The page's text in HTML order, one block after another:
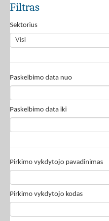
Filtras
Sektorius
Paskelbimo data nuo
Paskelbimo data iki
Pirkimo vykdytojo pavadinimas
Pirkimo vykdytojo kodas